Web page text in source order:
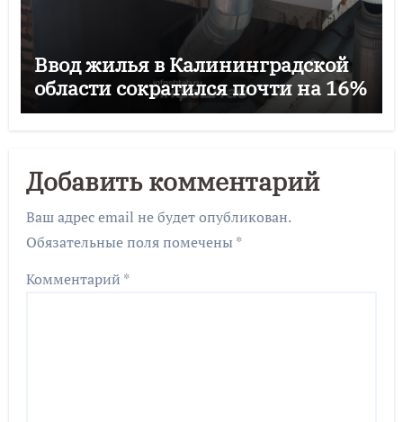
Ввод жилья в Калининградской
области сократился почти на 16%
Добавить комментарий
Ваш адрес email не будет опубликован.
Обязательные поля помечены *
Комментарий *